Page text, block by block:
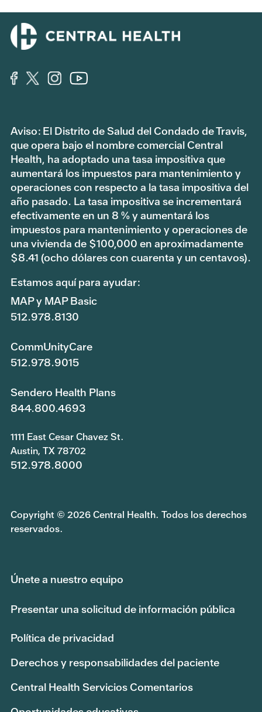
Aviso: El Distrito de Salud del Condado de Travis,
que opera bajo el nombre comercial Central
Health, ha adoptado una tasa impositiva que
aumentará los impuestos para mantenimiento y
operaciones con respecto a la tasa impositiva del
año pasado. La tasa impositiva se incrementará
efectivamente en un 8 % y aumentará los
impuestos para mantenimiento y operaciones de
una vivienda de $100,000 en aproximadamente
$8.41 (ocho dólares con cuarenta y un centavos).
Estamos aquí para ayudar:
MAP y MAP Basic
512.978.8130
CommUnityCare
512.978.9015
Sendero Health Plans
844.800.4693
1111 East Cesar Chavez St.
Austin, TX 78702
512.978.8000
Copyright © 2026 Central Health. Todos los derechos
reservados.
Únete a nuestro equipo
Presentar una solicitud de información pública
Política de privacidad
Derechos y responsabilidades del paciente
Central Health Servicios Comentarios